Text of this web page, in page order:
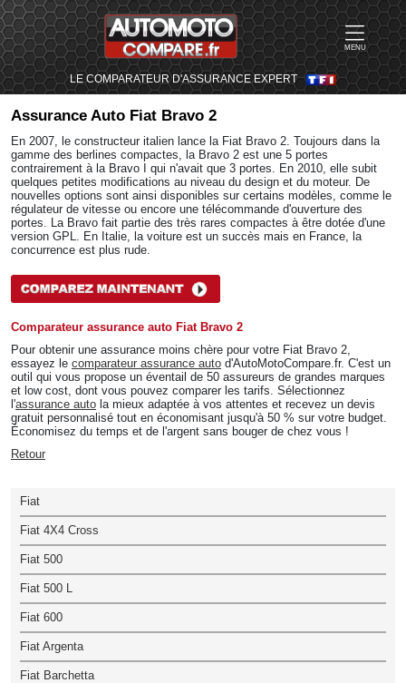
MENU
LE COMPARATEUR D'ASSURANCE EXPERT
Assurance Auto Fiat Bravo 2
En 2007, le constructeur italien lance la Fiat Bravo 2. Toujours dans la
gamme des berlines compactes, la Bravo 2 est une 5 portes
contrairement à la Bravo I qui n'avait que 3 portes. En 2010, elle subit
quelques petites modifications au niveau du design et du moteur. De
nouvelles options sont ainsi disponibles sur certains modèles, comme le
régulateur de vitesse ou encore une télécommande d'ouverture des
portes. La Bravo fait partie des très rares compactes à être dotée d'une
version GPL. En Italie, la voiture est un succès mais en France, la
concurrence est plus rude.
Comparateur assurance auto Fiat Bravo 2
Pour obtenir une assurance moins chère pour votre Fiat Bravo 2,
essayez le comparateur assurance auto d'AutoMotoCompare.fr. C'est un
outil qui vous propose un éventail de 50 assureurs de grandes marques
et low cost, dont vous pouvez comparer les tarifs. Sélectionnez
l'assurance auto la mieux adaptée à vos attentes et recevez un devis
gratuit personnalisé tout en économisant jusqu'à 50 % sur votre budget.
Économisez du temps et de l'argent sans bouger de chez vous !
Retour
Fiat
Fiat 4X4 Cross
Fiat 500
Fiat 500 L
Fiat 600
Fiat Argenta
Fiat Barchetta